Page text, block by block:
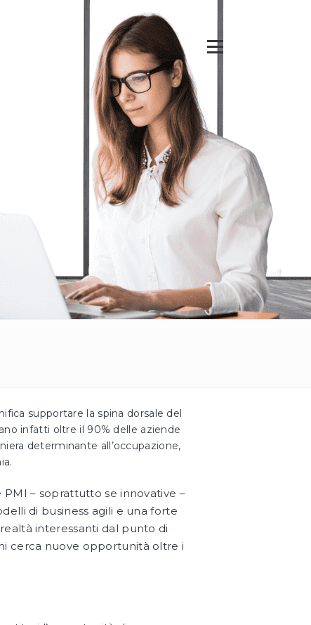
supportare la spina dorsale del
infatti oltre il 90% delle aziende
determinante all’occupazione,
– soprattutto se innovative –
di business agili e una forte
interessanti dal punto di
cerca nuove opportunità oltre i